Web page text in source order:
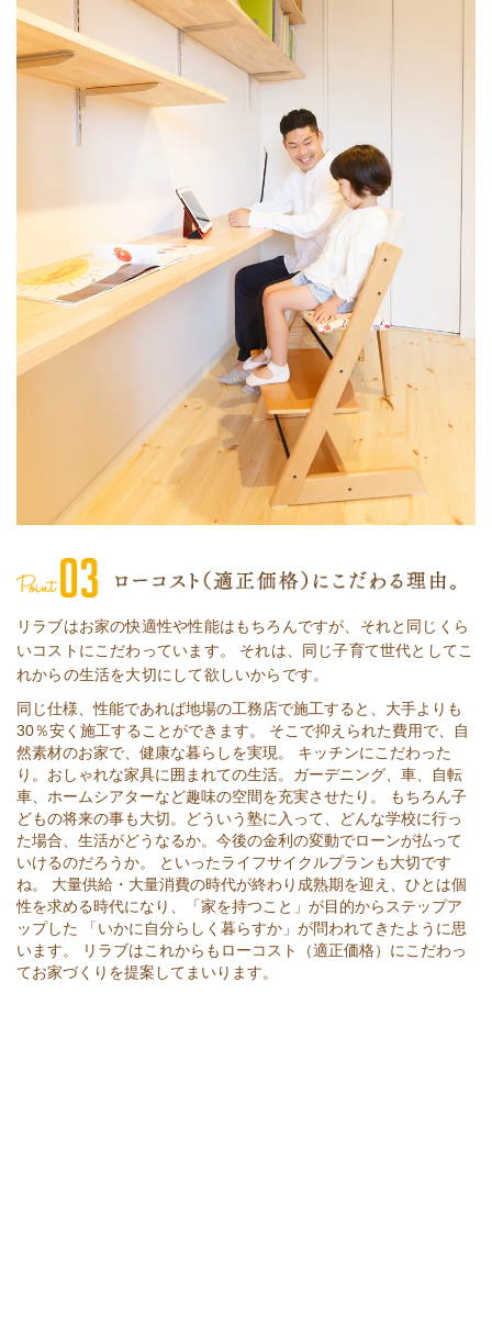
リラブはお家の快適性や性能はもちろんですが、それと同じくら
いコストにこだわっています。 それは、同じ子育て世代としてこ
れからの生活を大切にして欲しいからです。
同じ仕様、性能であれば地場の工務店で施工すると、大手よりも
30％安く施工することができます。 そこで抑えられた費用で、自
然素材のお家で、健康な暮らしを実現。 キッチンにこだわった
り。おしゃれな家具に囲まれての生活。ガーデニング、車、自転
車、ホームシアターなど趣味の空間を充実させたり。 もちろん子
どもの将来の事も大切。どういう塾に入って、どんな学校に行っ
た場合、生活がどうなるか。今後の金利の変動でローンが払って
いけるのだろうか。 といったライフサイクルプランも大切です
ね。 大量供給・大量消費の時代が終わり成熟期を迎え、ひとは個
性を求める時代になり、「家を持つこと」が目的からステップア
ップした 「いかに自分らしく暮らすか」が問われてきたように思
います。 リラブはこれからもローコスト（適正価格）にこだわっ
てお家づくりを提案してまいります。